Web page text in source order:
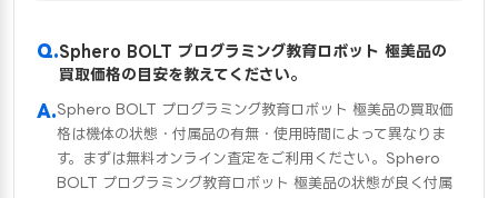
Sphero BOLT プログラミング教育ロボット 極美品の
買取価格の目安を教えてください。
Sphero BOLT プログラミング教育ロボット 極美品の買取価
格は機体の状態・付属品の有無・使用時間によって異なりま
す。まずは無料オンライン査定をご利用ください。Sphero
BOLT プログラミング教育ロボット 極美品の状態が良く付属